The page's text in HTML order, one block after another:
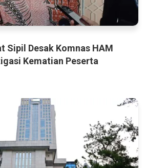
Sipil Desak Komnas HAM
Kematian Peserta